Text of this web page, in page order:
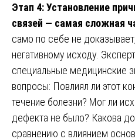
Этап 4: Установление
связей — самая сложная
само по себе не
негативному исходу.
специальные медицинские
вопросы: Повлиял ли этот
течение болезни? Мог ли
дефекта не было? Какова
сравнению с влиянием